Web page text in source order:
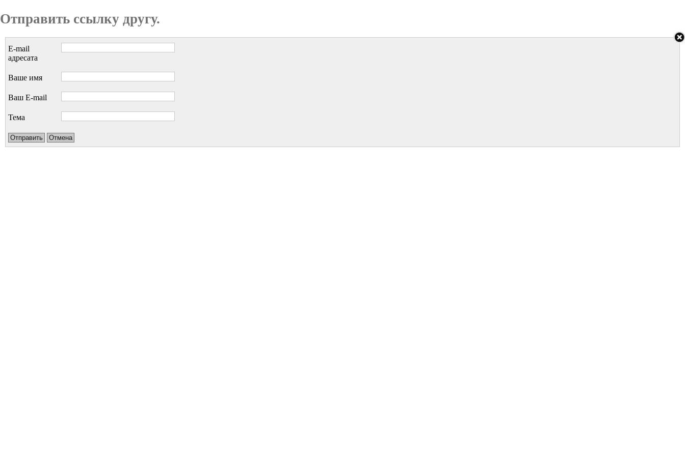
Отправить ссылку другу.
E-mail
адресата
Ваше имя
Ваш E-mail
Тема
Отправить Отмена